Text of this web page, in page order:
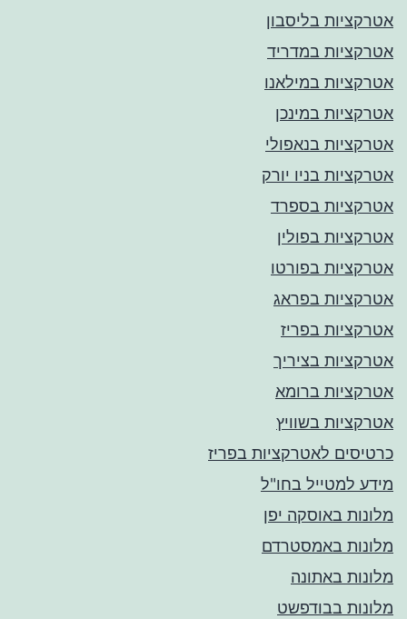
אטרקציות בליסבון
אטרקציות במדריד
אטרקציות במילאנו
אטרקציות במינכן
אטרקציות בנאפולי
אטרקציות בניו יורק
אטרקציות בספרד
אטרקציות בפולין
אטרקציות בפורטו
אטרקציות בפראג
אטרקציות בפריז
אטרקציות בציריך
אטרקציות ברומא
אטרקציות בשוויץ
כרטיסים לאטרקציות בפריז
מידע למטייל בחו"ל
מלונות באוסקה יפן
מלונות באמסטרדם
מלונות באתונה
מלונות בבודפשט